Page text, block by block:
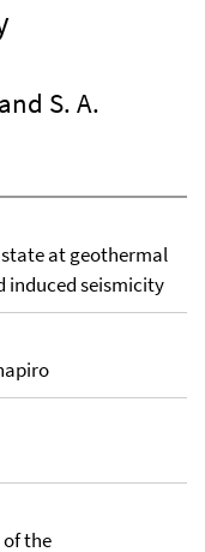
S. A.
at geothermal
induced seismicity
of the